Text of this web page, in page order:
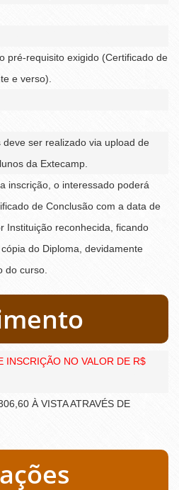
pré-requisito exigido (Certificado de
e verso).
ser realizado via upload de
da Extecamp.
inscrição, o interessado poderá
de Conclusão com a data de
Instituição reconhecida, ficando
do Diploma, devidamente
do curso.
INSCRIÇÃO NO VALOR DE R$
À VISTA ATRAVÉS DE